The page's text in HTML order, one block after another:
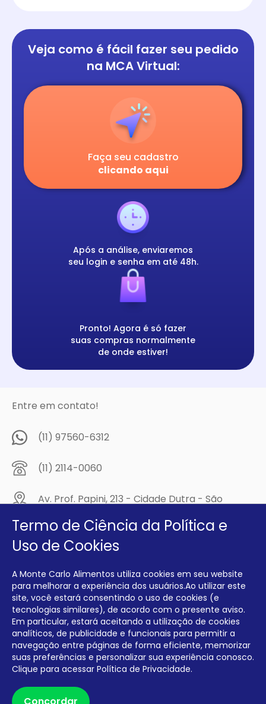
Veja como é fácil fazer seu pedido
na MCA Virtual:
Faça seu cadastro
clicando aqui
Após a análise, enviaremos
seu login e senha em até 48h.
Pronto! Agora é só fazer
suas compras normalmente
de onde estiver!
Entre em contato!
(11) 97560-6312
(11) 2114-0060
Av. Prof. Papini, 213 - Cidade Dutra - São
Compre na
MCA Virtual!
Siga a Monte Carlo Alimentos nas redes sociais!
INTERFRIOS COMÉRCIO DE FRIOS E LATICÍNIOS EIRELI CNPJ:
00.140.150/0001-09 INSCRIÇÃO ESTADUAL: 112.576.117.113
Termo de Ciência da Política e
Uso de Cookies
A Monte Carlo Alimentos utiliza cookies em seu website
para melhorar a experiência dos usuários.Ao utilizar este
site, você estará consentindo o uso de cookies (e
tecnologias similares), de acordo com o presente aviso.
Em particular, estará aceitando a utilização de cookies
analíticos, de publicidade e funcionais para permitir a
navegação entre páginas de forma eficiente, memorizar
suas preferências e personalizar sua experiência conosco.
Clique para acessar Política de Privacidade.